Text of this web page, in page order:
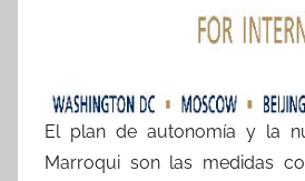
El plan de autonomía y la
Marroqui son las medidas